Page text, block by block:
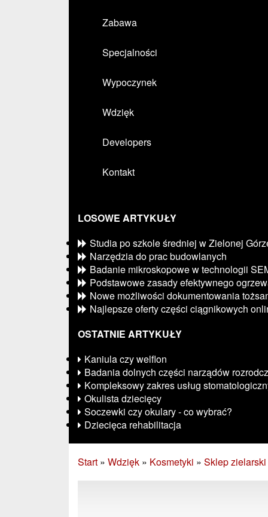
Zabawa
Specjalności
Wypoczynek
Wdzięk
Developers
Kontakt
LOSOWE ARTYKUŁY
Studia po szkole średniej w Zielonej
Narzędzia do prac budowlanych
Badanie mikroskopowe w technologii
Podstawowe zasady efektywnego
Nowe możliwości dokumentowania
Najlepsze oferty części ciągnikowych
OSTATNIE ARTYKUŁY
Kaniula czy welflon
Badania dolnych części narządów
Kompleksowy zakres usług
Okulista dziecięcy
Soczewki czy okulary - co wybrać?
Dziecięca rehabilitacja
Start » Wdzięk » Kosmetyki » Sklep